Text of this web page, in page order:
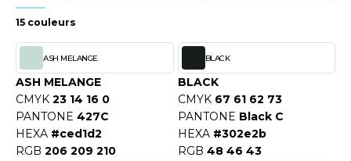
VETEMENTS
SHIRT
- BLANKS
COOL
15 couleurs
ASH MELANGE
ASH MELANGE
CMYK 23 14 16 0
PANTONE 427C
HEXA #ced1d2
RGB 206 209 210
BLACK
BLACK
CMYK 67 61 62 73
PANTONE Black C
HEXA #302e2b
RGB 48 46 43